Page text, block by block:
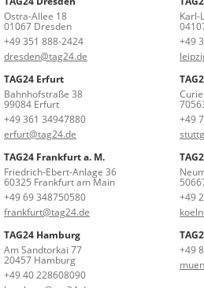
Ostra-Allee 18
01067 Dresden
+49 351 888-2424
dresden@tag24.de
Karl-
+49
TAG24 Erfurt
Bahnhofstraße 38
99084 Erfurt
+49 361 34947880
erfurt@tag24.de
+49
TAG24 Frankfurt a. M.
Friedrich-Ebert-Anlage 36
60325 Frankfurt am Main
+49 69 348750580
frankfurt@tag24.de
+49
TAG24 Hamburg
Am Sandtorkai 77
20457 Hamburg
+49 40 228608090
+49